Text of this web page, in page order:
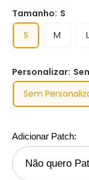
Tamanho: S
S
M L
Personalizar:
Sem
Adicionar Patch: